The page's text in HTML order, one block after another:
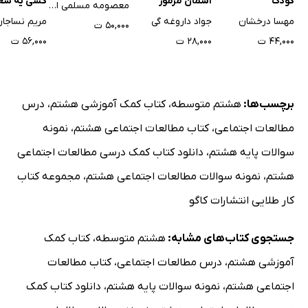
درس 13: غزنویان، سلجوقیان و خوارزمشاهیان
آزمون تستی
آزمون تشریحی
فصل 8: عصر مغول و تیموری
آزمون تستی
مهسا درخشان
۴۴,۰۰۰ ت
جواد داروغه گی
۲۸,۰۰۰ ت
معصومه مسلمی اجارستاقی
۵۰,۰۰۰ ت
داره)
مریم
۵۶,۰۰۰ ت
برچسب‌ها: هشتم متوسطه،کتاب کمک آموزشی هشتم، درس
مطالعات اجتماعی،کتاب مطالعات اجتماعی هشتم، نمونه
سوالات پایه هشتم، دانلود کتاب کمک درسی مطالعات اجتماعی
هشتم، نمونه سوالات مطالعات اجتماعی هشتم، مجموعه کتاب
کار طلایی انتشارات کاگو
جستجوی کتاب‌های مشابه: هشتم متوسطه،کتاب کمک
آموزشی هشتم، درس مطالعات اجتماعی،کتاب مطالعات
اجتماعی هشتم، نمونه سوالات پایه هشتم، دانلود کتاب کمک